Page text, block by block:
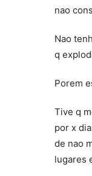
nao
Nao
q
Porem
Tive q
por x
de nao
lugares